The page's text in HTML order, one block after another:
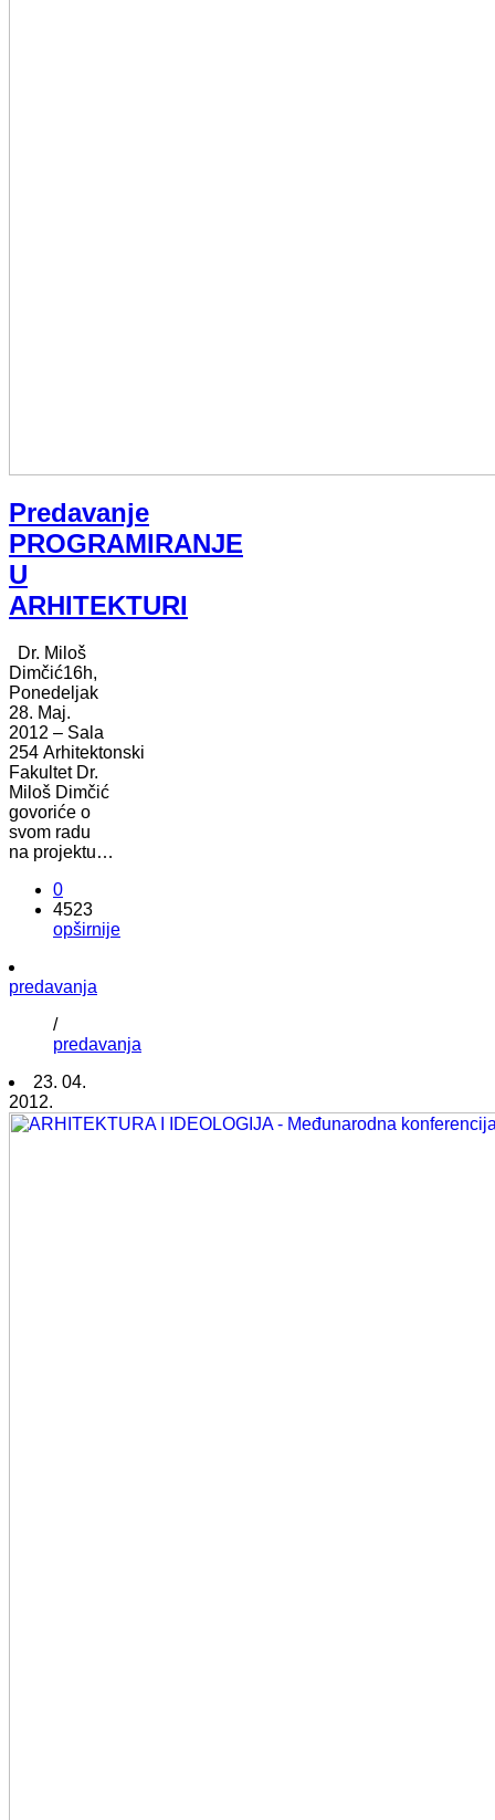
Predavanje
PROGRAMIRANJE
U
ARHITEKTURI
Dr. Miloš
Dimčić16h,
Ponedeljak
28. Maj.
2012 – Sala
254 Arhitektonski
Fakultet Dr.
Miloš Dimčić
govoriće o
svom radu
na projektu…
0
4523
opširnije
predavanja
/
predavanja
23. 04.
2012.